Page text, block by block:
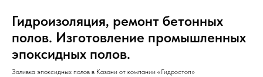
Гидроизоляция, ремонт бетонных
полов. Изготовление промышленных
эпоксидных полов.
Заливка эпоксидных полов в Казани от компании «Гидростоп»